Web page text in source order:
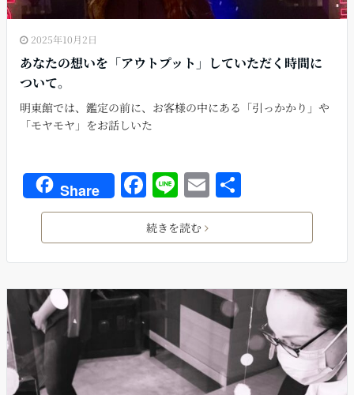
2025年10月2日
あなたの想いを「アウトプット」していただく時間に
ついて。
明東館では、鑑定の前に、お客様の中にある「引っかかり」や
「モヤモヤ」をお話しいた
Share F
a
c
e
b
o
o
k
Li
n
e
E
m
ai
l
有
続きを読む